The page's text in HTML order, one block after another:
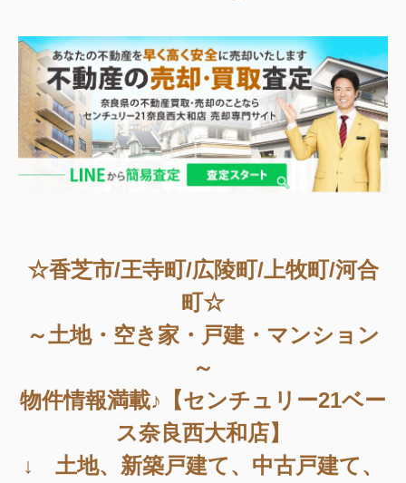
☆香芝市/王寺町/広陵町/上牧町/河合
町☆
～土地・空き家・戸建・マンション
～
物件情報満載♪【センチュリー21ベー
ス奈良西大和店】
↓ 土地、新築戸建て、中古戸建て、